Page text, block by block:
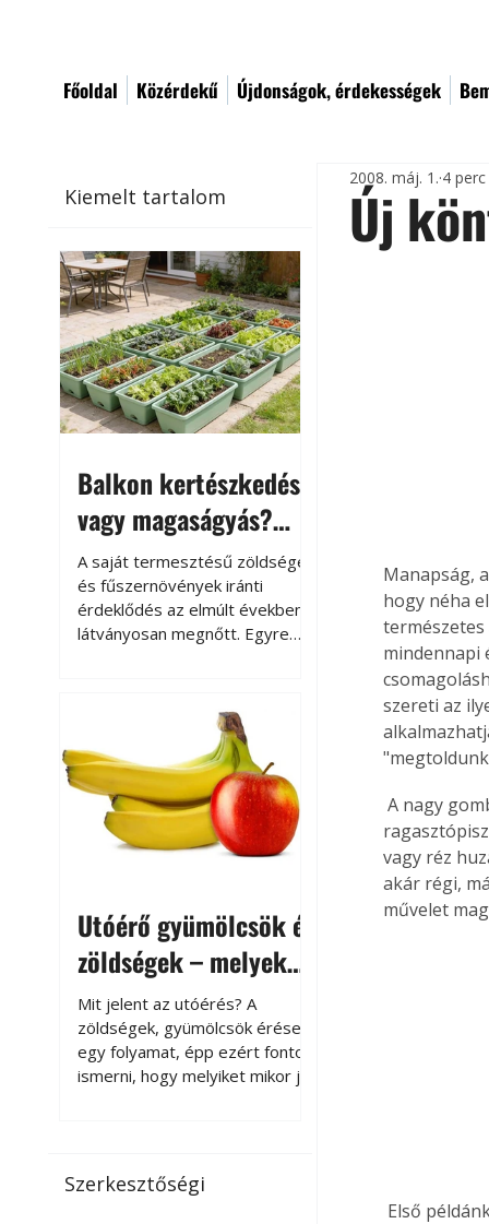
Főoldal Közérdekű Újdonságok, érdekességek
Kiemelt tartalom
Balkon kertészkedés
vagy magaságyás?
Helytakarékos
kertészkedés
A saját termesztésű zöldségek
és fűszernövények iránti
érdeklődés az elmúlt években
látványosan megnőtt. Egyre
kertészkedés sokak számára
kikapcsolódást és feltöltődést
is jelent.
Utóérő gyümölcsök és
zöldségek – melyek
érnek tovább leszedés
után?
Mit jelent az utóérés? A
zöldségek, gyümölcsök érése
egy folyamat, épp ezért fontos
ismerni, hogy melyiket mikor jó
paradicsomot sokszor
gazdasági érettségben, azaz
Szerkesztőségi
Új
2008. máj. 1. 4
Manapság,
hogy néha
mindennapi
szereti az
A nagy gombolyag kenderzsinegen kívül azonban nem árt, ha van kéznél egy
vagy réz
akár régi,
művelet